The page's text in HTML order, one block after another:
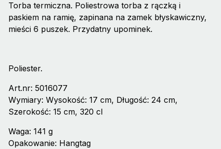
Torba termiczna. Poliestrowa torba z rączką i
paskiem na ramię, zapinana na zamek błyskawiczny,
mieści 6 puszek. Przydatny upominek.
Poliester.
Art.nr: 5016077
Wymiary: Wysokość: 17 cm, Długość: 24 cm,
Szerokość: 15 cm, 320 cl
Waga: 141 g
Opakowanie: Hangtag